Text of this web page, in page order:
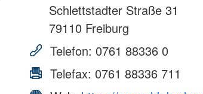
Schlettstadter Straße 31
79110 Freiburg
Telefon: 0761 88336 0
Telefax: 0761 88336 711